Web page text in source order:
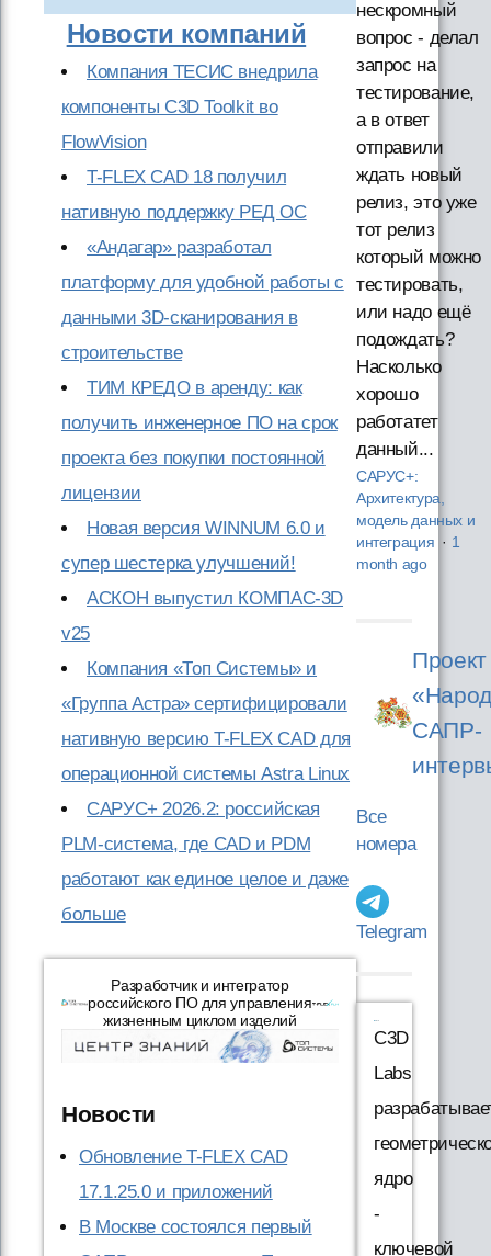
Новости компаний
Компания ТЕСИС внедрила
компоненты C3D Toolkit во
FlowVision
T-FLEX CAD 18 получил
нативную поддержку РЕД ОС
«Андагар» разработал
платформу для удобной работы с
данными 3D-сканирования в
строительстве
ТИМ КРЕДО в аренду: как
получить инженерное ПО на срок
проекта без покупки постоянной
лицензии
Новая версия WINNUM 6.0 и
супер шестерка улучшений!
АСКОН выпустил КОМПАС-3D
v25
Компания «Топ Системы» и
«Группа Астра» сертифицировали
нативную версию T-FLEX CAD для
операционной системы Astra Linux
САРУС+ 2026.2: российская
PLM-система, где CAD и PDM
работают как единое целое и даже
больше
Разработчик и интегратор
российского ПО для управления
жизненным циклом изделий
Новости
Обновление T-FLEX CAD
17.1.25.0 и приложений
В Москве состоялся первый
нескромный
вопрос - делал
запрос на
тестирование,
а в ответ
отправили
ждать новый
релиз, это уже
тот релиз
который можно
тестировать,
или надо ещё
подождать?
Насколько
хорошо
работатет
данный...
САРУС+:
Архитектура,
модель данных и
интеграция · 1
month ago
Проект
САПР-
Все
номера
Telegram
C3D
Labs
ядро
-
ключевой